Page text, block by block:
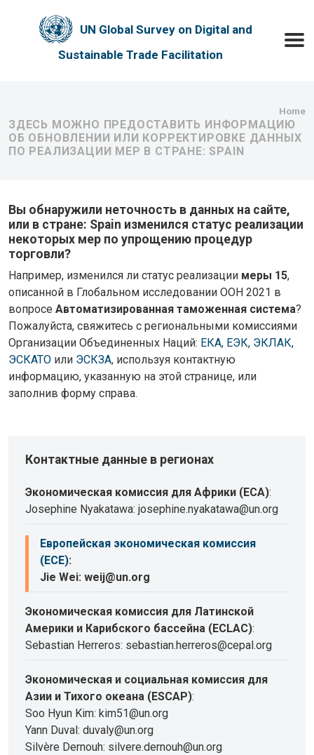
UN Global Survey on Digital and
Sustainable Trade Facilitation
Home
ЗДЕСЬ МОЖНО ПРЕДОСТАВИТЬ ИНФОРМАЦИЮ
ОБ ОБНОВЛЕНИИ ИЛИ КОРРЕКТИРОВКЕ ДАННЫХ
ПО РЕАЛИЗАЦИИ МЕР В СТРАНЕ: SPAIN
Вы обнаружили неточность в данных на сайте,
или в стране: Spain изменился статус реализации
некоторых мер по упрощению процедур
торговли?
Например, изменился ли статус реализации меры 15,
описанной в Глобальном исследовании ООН 2021 в
вопросе Автоматизированная таможенная система?
Пожалуйста, свяжитесь с региональными комиссиями
Организации Объединенных Наций: ЕКА, ЕЭК, ЭКЛАК,
ЭСКАТО или ЭСКЗА, используя контактную
информацию, указанную на этой странице, или
заполнив форму справа.
Контактные данные в регионах
Экономическая комиссия для Африки (ECA):
Josephine Nyakatawa: josephine.nyakatawa@un.org
Европейская экономическая комиссия
(ECE):
Jie Wei: weij@un.org
Экономическая комиссия для Латинской
Америки и Карибского бассейна (ECLAC):
Sebastian Herreros: sebastian.herreros@cepal.org
Экономическая и социальная комиссия для
Азии и Тихого океана (ESCAP):
Soo Hyun Kim: kim51@un.org
Yann Duval: duvaly@un.org
Silvère Dernouh: silvere.dernouh@un.org